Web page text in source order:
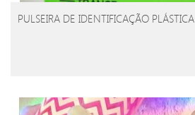
PULSEIRA DE IDENTIFICAÇÃO PLÁSTICA